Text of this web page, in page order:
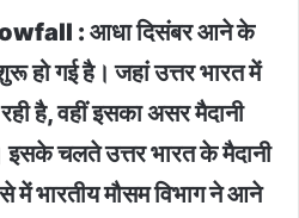
: आधा दिसंबर आने के
हो गई है। जहां उत्तर भारत में
रही है, वहीं इसका असर मैदानी
इसके चलते उत्तर भारत के मैदानी
में भारतीय मौसम विभाग ने आने